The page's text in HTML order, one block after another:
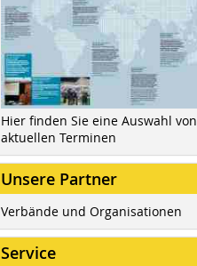
Hier finden Sie eine Auswahl von
aktuellen Terminen
Unsere Partner
Verbände und Organisationen
Service